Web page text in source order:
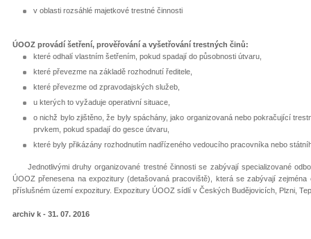
v oblasti rozsáhlé majetkové trestné činnosti
ÚOOZ provádí šetření, prověřování a vyšetřování trestných činů:
které odhalí vlastním šetřením, pokud spadají do působnosti útvaru,
které převezme na základě rozhodnutí ředitele,
které převezme od zpravodajských služeb,
u kterých to vyžaduje operativní situace,
o nichž bylo zjištěno, že byly spáchány, jako organizovaná nebo pokračující
prvkem, pokud spadají do gesce útvaru,
které byly přikázány rozhodnutím nadřízeného vedoucího pracovníka nebo
Jednotlivými druhy organizované trestné činnosti se zabývají specializované
ÚOOZ přenesena na expozitury (detašovaná pracoviště), která se zabývají
příslušném území expozitury. Expozitury ÚOOZ sídlí v Českých Budějovicích, Plzni,
archiv k - 31. 07. 2016